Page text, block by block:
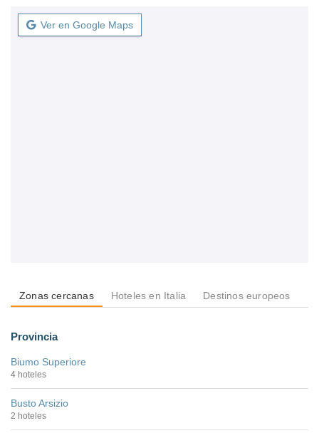
Ver en Google Maps
Zonas cercanas Hoteles en Italia Destinos europeos
Provincia
Biumo Superiore
4 hoteles
Busto Arsizio
2 hoteles